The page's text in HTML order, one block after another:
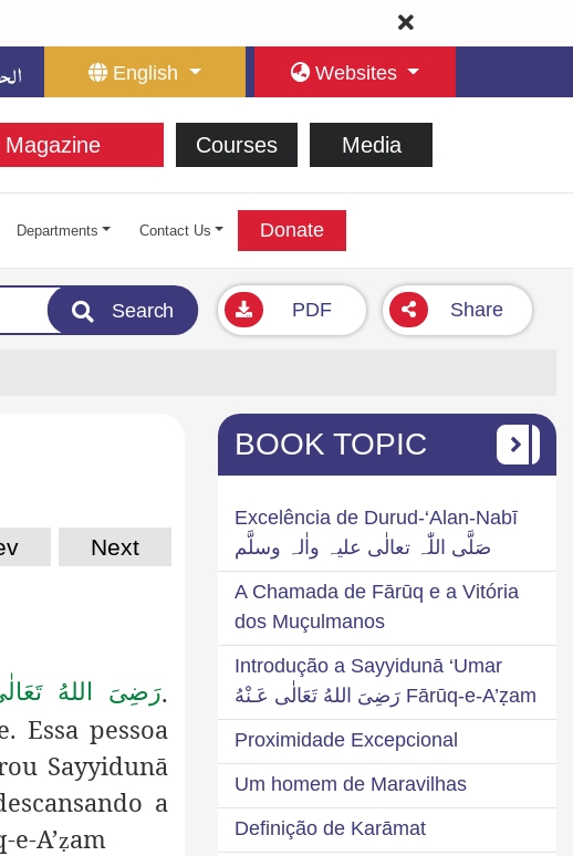
English Websites
Magazine Courses Media
Departments Contact Us Donate
Search PDF Share
Next
رَضِىَ اللهُ.
Essa pessoa
Sayyidunā
a
A’ẓam
BOOK TOPIC
Excelência de Durud-‘Alan-Nabī
صَلَّی اللّٰہ تعالٰی علیہ واٰلہ وسلَّم
A Chamada de Fārūq e a Vitória
dos Muçulmanos
Introdução a Sayyidunā ‘Umar
Fārūq-e-A’ẓam رَضِىَ اللهُ تَعَالٰی عَـنْهُ
Proximidade Excepcional
Um homem de Maravilhas
Definição de Karāmat